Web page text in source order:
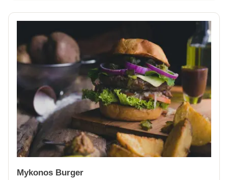
Mykonos Burger